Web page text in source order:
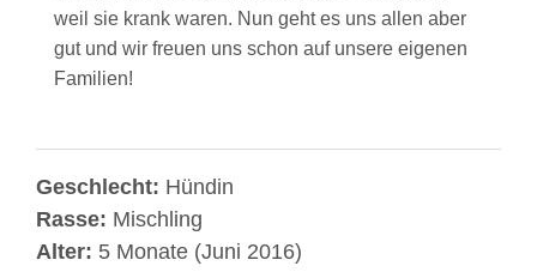
weil sie krank waren. Nun geht es uns allen aber
gut und wir freuen uns schon auf unsere eigenen
Familien!
Geschlecht: Hündin
Rasse: Mischling
Alter: 5 Monate (Juni 2016)